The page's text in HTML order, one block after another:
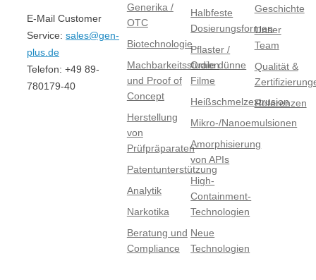
E-Mail Customer
Service: sales@gen-
plus.de
Telefon: +49 89-
780179-40
Generika /
OTC
Biotechnologie
Machbarkeitsstudien
und Proof of
Concept
Herstellung
von
Prüfpräparaten
Patentunterstützung
Analytik
Narkotika
Beratung und
Compliance
Halbfeste
Dosierungsformen
Pflaster /
Orale dünne
Filme
Heißschmelzextrusion
Mikro-/Nanoemulsionen
Amorphisierung
von APIs
High-
Containment-
Technologien
Neue
Technologien
Geschichte
Unser
Team
Qualität &
Referenzen